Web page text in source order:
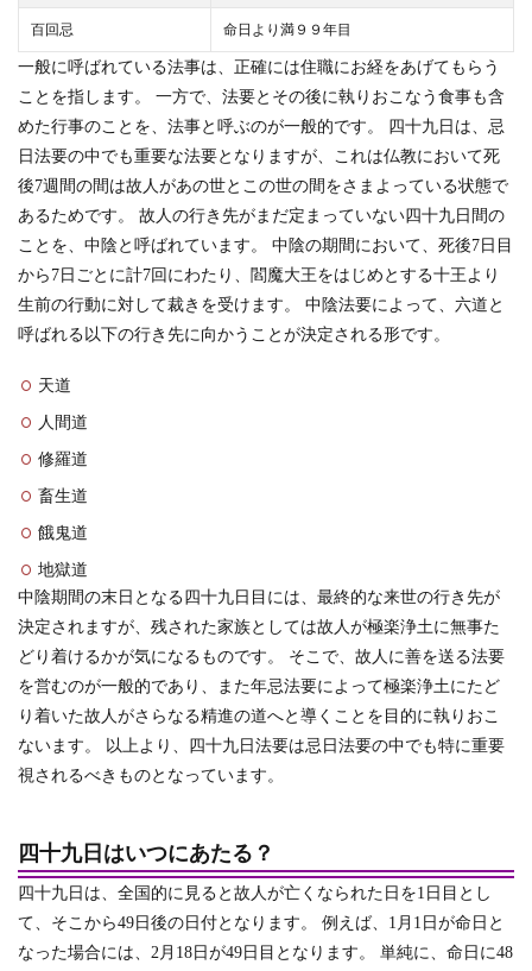
百回忌 命日より満９９年目
一般に呼ばれている法事は、正確には住職にお経をあげてもらう
ことを指します。 一方で、法要とその後に執りおこなう食事も含
めた行事のことを、法事と呼ぶのが一般的です。 四十九日は、忌
日法要の中でも重要な法要となりますが、これは仏教において死
後7週間の間は故人があの世とこの世の間をさまよっている状態で
あるためです。 故人の行き先がまだ定まっていない四十九日間の
ことを、中陰と呼ばれています。 中陰の期間において、死後7日目
から7日ごとに計7回にわたり、閻魔大王をはじめとする十王より
生前の行動に対して裁きを受けます。 中陰法要によって、六道と
呼ばれる以下の行き先に向かうことが決定される形です。
天道
人間道
修羅道
畜生道
餓鬼道
地獄道
中陰期間の末日となる四十九日目には、最終的な来世の行き先が
決定されますが、残された家族としては故人が極楽浄土に無事た
どり着けるかが気になるものです。 そこで、故人に善を送る法要
を営むのが一般的であり、また年忌法要によって極楽浄土にたど
り着いた故人がさらなる精進の道へと導くことを目的に執りおこ
ないます。
以上より、四十九日法要は忌日法要の中でも特に重要
視されるべきものとなっています。
四十九日はいつにあたる？
四十九日は、全国的に見ると故人が亡くなられた日を1日目とし
て、そこから49日後の日付となります。 例えば、1月1日が命日と
なった場合には、2月18日が49日目となります。
単純に、命日に48